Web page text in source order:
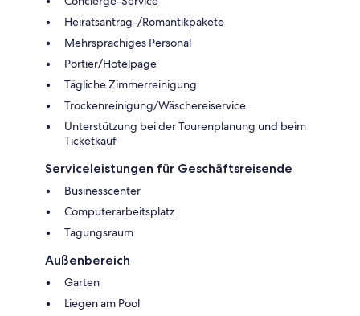
Heiratsantrag-/Romantikpakete
Mehrsprachiges Personal
Portier/Hotelpage
Tägliche Zimmerreinigung
Trockenreinigung/Wäschereiservice
Unterstützung bei der Tourenplanung und beim
Ticketkauf
Serviceleistungen für Geschäftsreisende
Businesscenter
Computerarbeitsplatz
Tagungsraum
Außenbereich
Garten
Liegen am Pool